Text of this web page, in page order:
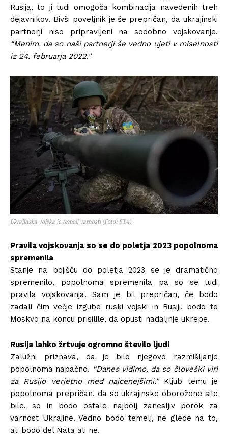
Rusija, to ji tudi omogoča kombinacija navedenih treh
dejavnikov. Bivši poveljnik je še prepričan, da ukrajinski
partnerji niso pripravljeni na sodobno vojskovanje.
“Menim, da so naši partnerji še vedno ujeti v miselnosti
iz 24. februarja 2022.”
Ukrajinska vojska je temelj varnosti (Foto: STA)
Pravila vojskovanja so se do poletja 2023 popolnoma
spremenila
Stanje na bojišču do poletja 2023 se je dramatično
spremenilo, popolnoma spremenila pa so se tudi
pravila vojskovanja. Sam je bil prepričan, če bodo
zadali čim večje izgube ruski vojski in Rusiji, bodo te
Moskvo na koncu prisilile, da opusti nadaljnje ukrepe.
Rusija lahko žrtvuje ogromno število ljudi
Zalužni priznava, da je bilo njegovo razmišljanje
popolnoma napačno. “Danes vidimo, da so človeški viri
za Rusijo verjetno med najcenejšimi.”Kljub temu je
popolnoma prepričan, da so ukrajinske oborožene sile
bile, so in bodo ostale najbolj zanesljiv porok za
varnost Ukrajine. Vedno bodo temelj, ne glede na to,
ali bodo del Nata ali ne.